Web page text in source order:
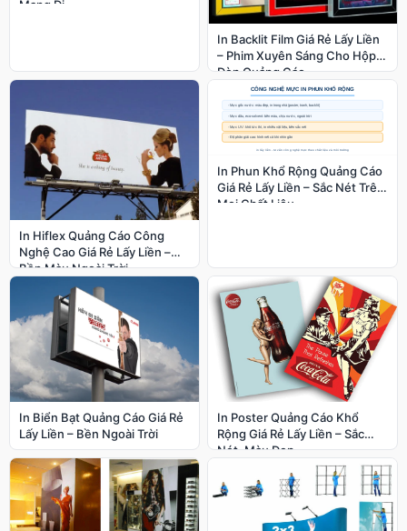
Mang Đi
In Backlit Film Giá Rẻ Lấy Liền
– Phim Xuyên Sáng Cho Hộp
Đèn Quảng Cáo
In Hiflex Quảng Cáo Công
Nghệ Cao Giá Rẻ Lấy Liền –
Bền Màu Ngoài Trời
In Phun Khổ Rộng Quảng Cáo
Giá Rẻ Lấy Liền – Sắc Nét Trên
Mọi Chất Liệu
In Biển Bạt Quảng Cáo Giá Rẻ
Lấy Liền – Bền Ngoài Trời
In Poster Quảng Cáo Khổ
Rộng Giá Rẻ Lấy Liền – Sắc
Nét, Màu Đẹp